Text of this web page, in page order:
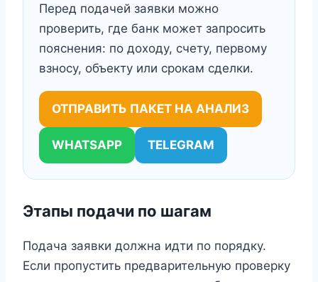
Перед подачей заявки можно
проверить, где банк может запросить
пояснения: по доходу, счету, первому
взносу, объекту или срокам сделки.
ОТПРАВИТЬ ПАКЕТ НА АНАЛИЗ
WHATSAPP TELEGRAM
Этапы подачи по шагам
Подача заявки должна идти по порядку.
Если пропустить предварительную проверку